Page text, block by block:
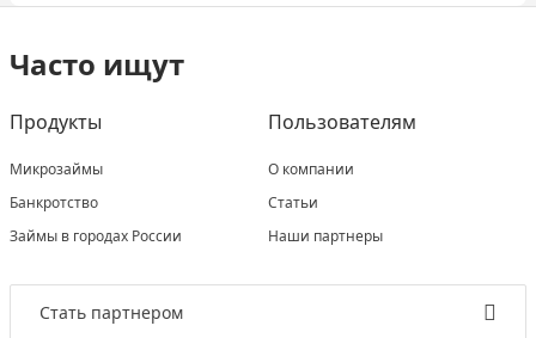
Часто ищут
Продукты
Микрозаймы
Банкротство
Займы в городах России
Пользователям
О компании
Статьи
Наши партнеры
Стать партнером